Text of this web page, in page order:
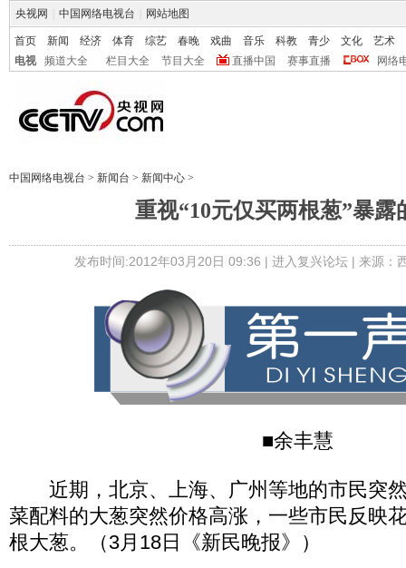
央视网 中国网络电视台 网站地图
首页 新闻 经济 体育 综艺 春晚 戏曲 音乐 科教 青少 文化
艺术
电视
频道大全 栏目大全 节目大全 直播中国 赛事直播 网络
中国网络电视台 > 新闻台 > 新闻中心 >
重视“10元仅买两根葱”暴露
发布时间:2012年03月20日 09:36 | 进入复兴论坛| 来源：
■余丰慧
近期，北京、上海、广州等地的市民突
菜配料的大葱突然价格高涨，一些市民反映
根大葱。（3月18日《新民晚报》）